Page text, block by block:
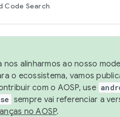
Code Search
nos alinharmos ao nosso
o ecossistema, vamos
com o AOSP, use
sempre vai referenciar a
no AOSP.